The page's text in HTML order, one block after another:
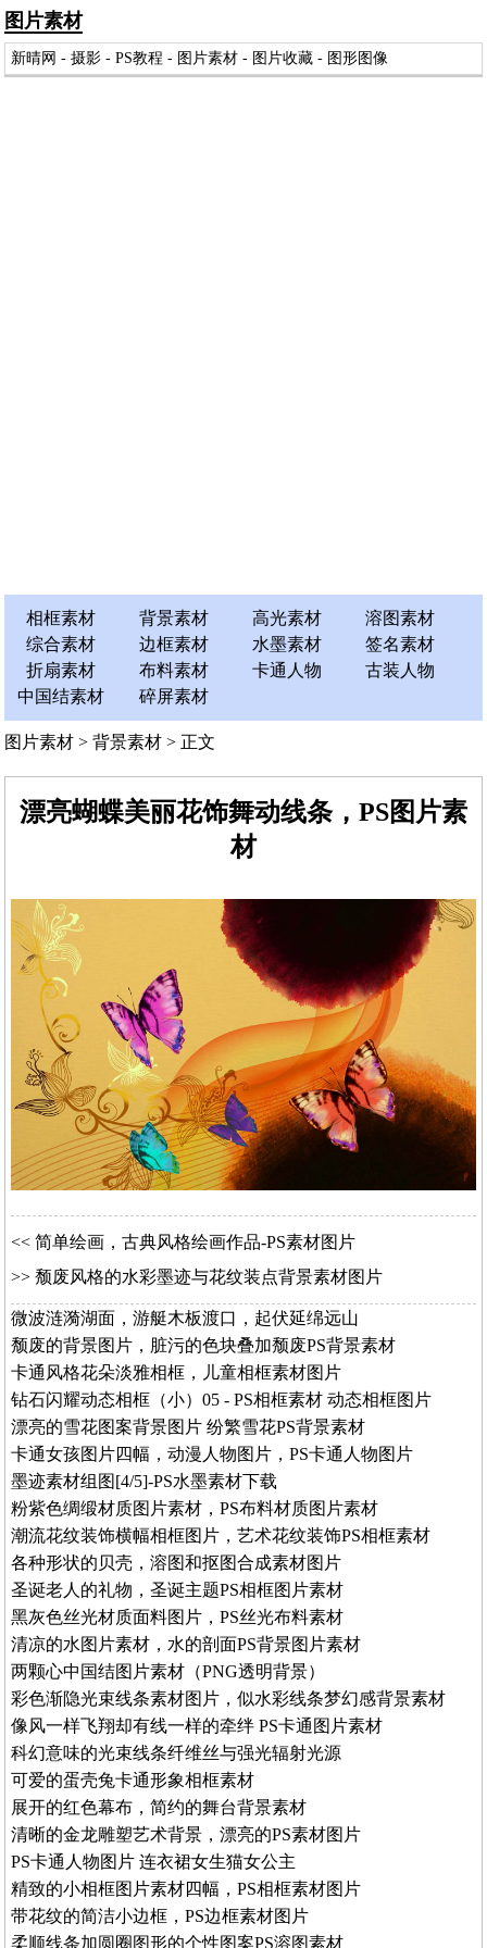
图片素材
新晴网 - 摄影 - PS教程 - 图片素材 - 图片收藏 - 图形图像
相框素材 背景素材 高光素材
溶图素材
综合素材
边框素材 水墨素材
签名素材
折扇素材
布料素材 卡通人物
古装人物
中国结素材
碎屏素材
图片素材 > 背景素材 > 正文
漂亮蝴蝶美丽花饰舞动线条，PS图片素
材
<< 简单绘画，古典风格绘画作品-PS素材图片
>> 颓废风格的水彩墨迹与花纹装点背景素材图片
微波涟漪湖面，游艇木板渡口，起伏延绵远山
颓废的背景图片，脏污的色块叠加颓废PS背景素材
卡通风格花朵淡雅相框，儿童相框素材图片
钻石闪耀动态相框（小）05 - PS相框素材 动态相框图片
漂亮的雪花图案背景图片 纷繁雪花PS背景素材
卡通女孩图片四幅，动漫人物图片，PS卡通人物图片
墨迹素材组图[4/5]-PS水墨素材下载
粉紫色绸缎材质图片素材，PS布料材质图片素材
潮流花纹装饰横幅相框图片，艺术花纹装饰PS相框素材
各种形状的贝壳，溶图和抠图合成素材图片
圣诞老人的礼物，圣诞主题PS相框图片素材
黑灰色丝光材质面料图片，PS丝光布料素材
清凉的水图片素材，水的剖面PS背景图片素材
两颗心中国结图片素材（PNG透明背景）
彩色渐隐光束线条素材图片，似水彩线条梦幻感背景素材
像风一样飞翔却有线一样的牵绊 PS卡通图片素材
科幻意味的光束线条纤维丝与强光辐射光源
可爱的蛋壳兔卡通形象相框素材
展开的红色幕布，简约的舞台背景素材
清晰的金龙雕塑艺术背景，漂亮的PS素材图片
PS卡通人物图片 连衣裙女生猫女公主
精致的小相框图片素材四幅，PS相框素材图片
带花纹的简洁小边框，PS边框素材图片
柔顺线条加圆圈图形的个性图案PS溶图素材